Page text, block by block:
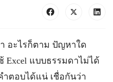
อะไรก็ตาม ปัญหาใด
Excel แบบธรรมดาไม่ได้
ำตอบได้แน่ เชื่อกันว่า